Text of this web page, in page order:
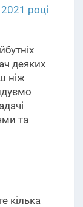
році
деяких
ніж
та
кілька